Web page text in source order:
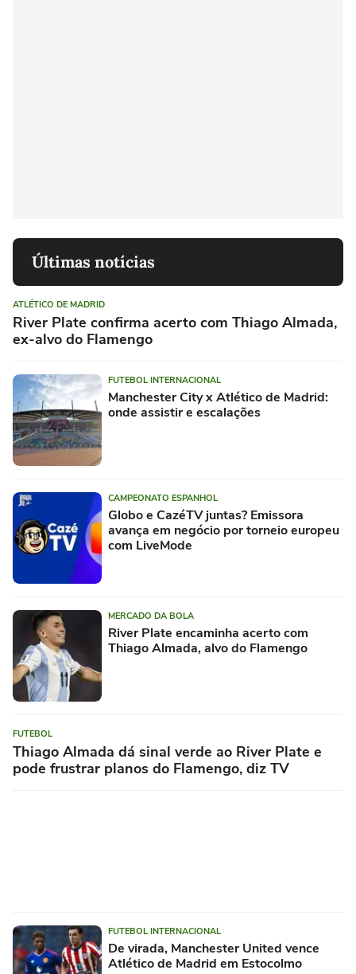
Últimas notícias
ATLÉTICO DE MADRID
River Plate confirma acerto com Thiago Almada,
ex-alvo do Flamengo
FUTEBOL INTERNACIONAL
Manchester City x Atlético de Madrid:
onde assistir e escalações
CAMPEONATO ESPANHOL
Globo e CazéTV juntas? Emissora
avança em negócio por torneio europeu
com LiveMode
MERCADO DA BOLA
River Plate encaminha acerto com
Thiago Almada, alvo do Flamengo
FUTEBOL
Thiago Almada dá sinal verde ao River Plate e
pode frustrar planos do Flamengo, diz TV
FUTEBOL INTERNACIONAL
De virada, Manchester United vence
Atlético de Madrid em Estocolmo